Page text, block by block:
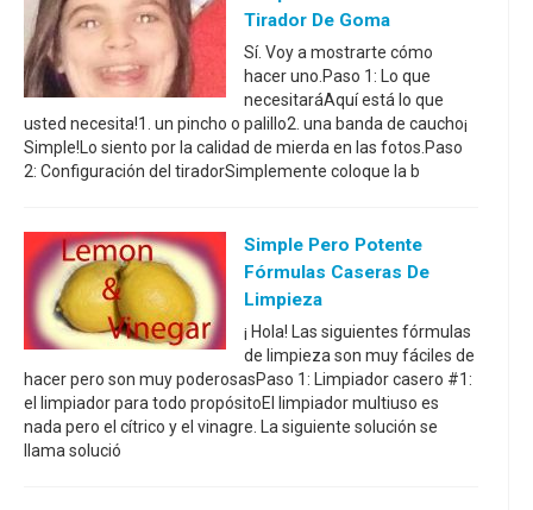
Tirador De Goma
Sí. Voy a mostrarte cómo
hacer uno.Paso 1: Lo que
necesitaráAquí está lo que
usted necesita!1. un pincho o palillo2. una banda de caucho¡
Simple!Lo siento por la calidad de mierda en las fotos.Paso
2: Configuración del tiradorSimplemente coloque la b
Simple Pero Potente
Fórmulas Caseras De
Limpieza
¡ Hola! Las siguientes fórmulas
de limpieza son muy fáciles de
hacer pero son muy poderosasPaso 1: Limpiador casero #1:
el limpiador para todo propósitoEl limpiador multiuso es
nada pero el cítrico y el vinagre. La siguiente solución se
llama solució